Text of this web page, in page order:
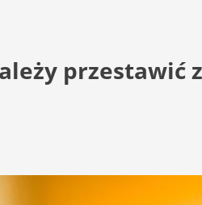
przestawić